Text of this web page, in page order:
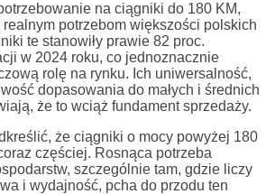
na ciągniki do 180 KM,
potrzebom większości polskich
te stanowiły prawie 82 proc.
w 2024 roku, co jednoznacznie
rolę na rynku. Ich uniwersalność,
dopasowania do małych i średnich
że to wciąż fundament sprzedaży.
że ciągniki o mocy powyżej 180
częściej. Rosnąca potrzeba
szczególnie tam, gdzie liczy
i wydajność, pcha do przodu ten